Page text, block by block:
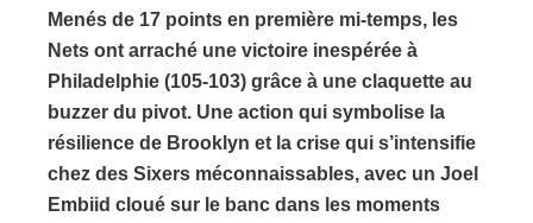
Menés de 17 points en première mi-temps, les
Nets ont arraché une victoire inespérée à
Philadelphie (105-103) grâce à une claquette au
buzzer du pivot. Une action qui symbolise la
résilience de Brooklyn et la crise qui s’intensifie
chez des Sixers méconnaissables, avec un Joel
Embiid cloué sur le banc dans les moments